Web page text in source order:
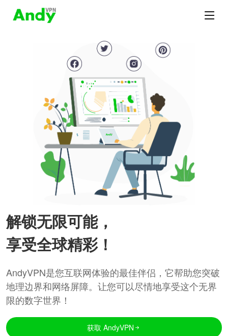
解锁无限可能，
享受全球精彩！
AndyVPN是您互联网体验的最佳伴侣，它帮助您突破
地理边界和网络屏障。让您可以尽情地享受这个无界
限的数字世界！
获取 AndyVPN